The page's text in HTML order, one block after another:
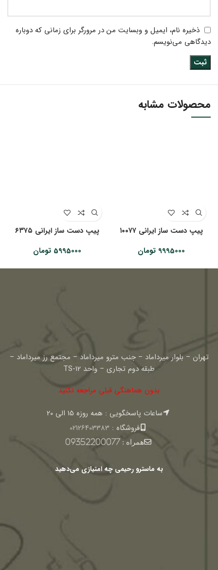
ذخیره نام، ایمیل و وبسایت من در مرورگر برای زمانی که دوباره
دیدگاهی می‌نویسم.
محصولات مشابه
پیپ دست ساز ایرانی ۱۰۰۷۷
9995000 تومان
پیپ دست ساز ایرانی ۶۳۷۵
5995000 تومان
تهران – بلوار میرداماد – جنب مترو میرداماد – مجتمع رز میرداماد –
طبقه دوم تجاری – واحد TS-12
بدون هماهنگی قبلی مراجعه نکنید
ساعات پاسخگویی : همه روزه 15 الی 20
فروشگاه : 02126403383
همراه :09352200077
به ماسترو رحیمی چه امتیازی می‌دهید